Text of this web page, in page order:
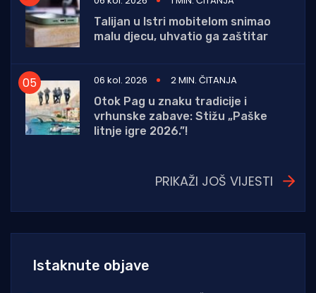
Talijan u Istri mobitelom snimao
malu djecu, uhvatio ga zaštitar
06 kol. 2026
2 MIN. ČITANJA
Otok Pag u znaku tradicije i
vrhunske zabave: Stižu „Paške
litnje igre 2026.”!
PRIKAŽI JOŠ VIJESTI
Istaknute objave